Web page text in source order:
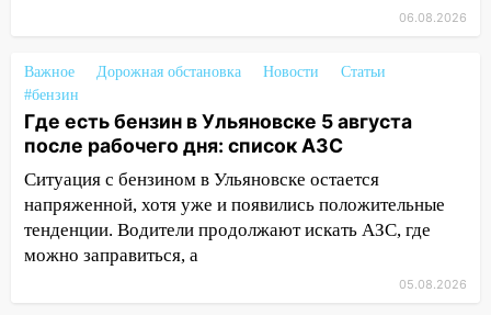
Какая погода ждёт Ульяновскую
07:10
В Ульяновске почти 20 тысяч
вооружённых человек, в том числе
женщины
06:00 Топор убил человека, а пожары
уничтожили 122 дома
05:00 Вселенная выбрала фаворита:
гороскоп на 4 августа — один знак ждет
06.08.2026
Важное Дорожная обстановка Новости
Статьи
#бензин
Где есть бензин в Ульяновске 5 августа
после рабочего дня: список АЗС
Ситуация с бензином в Ульяновске остается
напряженной, хотя уже и появились положительные
тенденции. Водители продолжают искать АЗС, где
можно заправиться, а
05.08.2026